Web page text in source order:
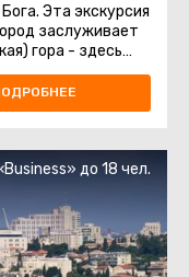
Эта экскурсия
заслуживает
гора - здесь
до 18 чел.